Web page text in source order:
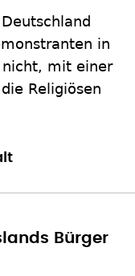
in
nicht, mit einer
Religiösen
Bürger